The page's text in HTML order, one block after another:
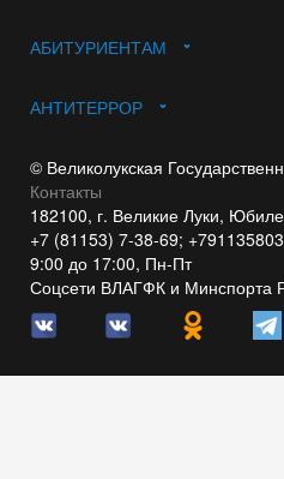
АБИТУРИЕНТАМ
АНТИТЕРРОР
© Великолукская
Контакты
182100, г. Великие Луки,
+7 (81153) 7-38-69;
9:00 до 17:00, Пн-Пт
Соцсети ВЛАГФК и Минспорта